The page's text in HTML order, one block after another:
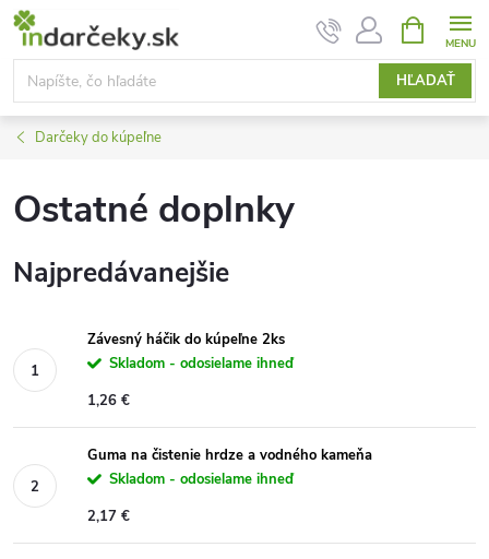
Prejsť
obsah
HĽADAŤ
KOŠÍK
Darčeky do kúpeľne
Ostatné doplnky
Najpredávanejšie
Závesný háčik do kúpeľne 2ks
Skladom - odosielame ihneď
1,26 €
Guma na čistenie hrdze a vodného kameňa
Skladom - odosielame ihneď
2,17 €